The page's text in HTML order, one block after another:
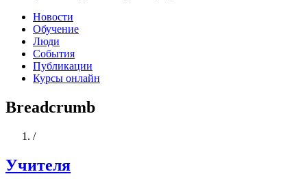
Новости
Обучение
Люди
События
Публикации
Курсы онлайн
Breadcrumb
/Home
Учителя